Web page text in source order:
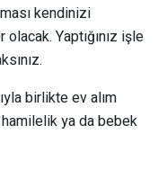
kendinizi
Yaptığınız işle
birlikte ev alım
ya da bebek